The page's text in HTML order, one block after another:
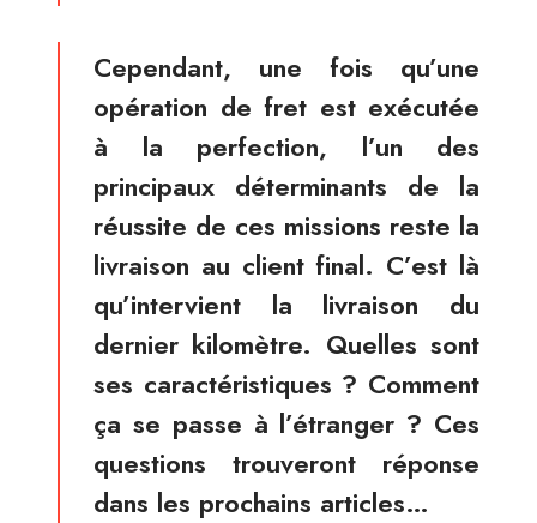
Cependant, une fois qu’une
opération de fret est exécutée
à la perfection, l’un des
principaux déterminants de la
réussite de ces missions reste la
livraison au client final. C’est là
qu’intervient la livraison du
dernier kilomètre. Quelles sont
ses caractéristiques ? Comment
ça se passe à l’étranger ? Ces
questions trouveront réponse
dans les prochains articles…